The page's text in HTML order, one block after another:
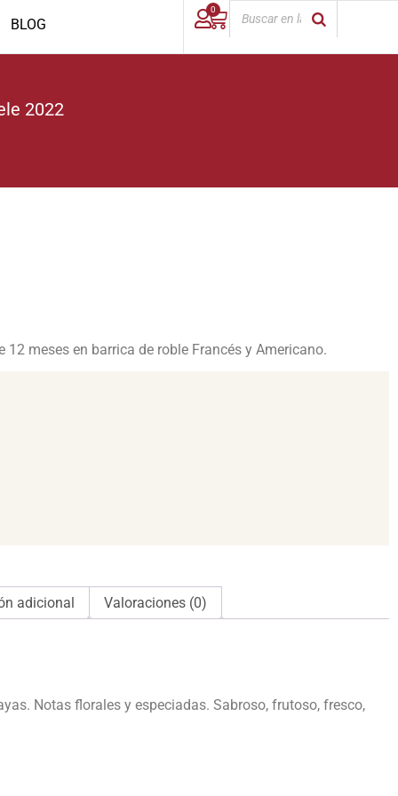
BLOG
0
2022
12 meses en barrica de roble Francés y Americano.
adicional Valoraciones (0)
Notas florales y especiadas. Sabroso, frutoso, fresco,